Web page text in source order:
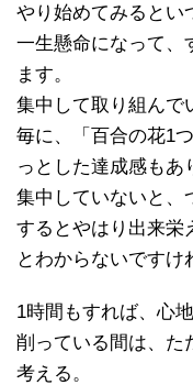
やり始めてみるとい
一生懸命になって、
ます。
集中して取り組んで
毎に、「百合の花1
っとした達成感もあ
集中していないと、
するとやはり出来栄
とわからないですけ
1時間もすれば、心
削っている間は、た
考える。